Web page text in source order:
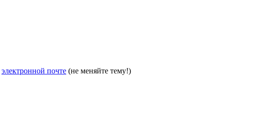
электронной почте (не меняйте тему!)